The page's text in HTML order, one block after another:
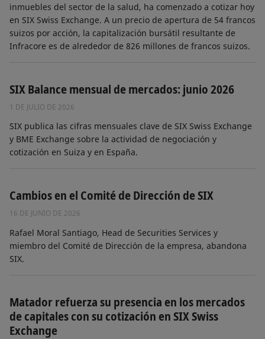
inmuebles del sector de la salud, ha comenzado a cotizar hoy
en SIX Swiss Exchange. A un precio de apertura de 54 francos
suizos por acción, la capitalización bursátil resultante de
Infracore es de alrededor de 826 millones de francos suizos.
SIX Balance mensual de mercados: junio 2026
1 DE JULIO DE 2026
SIX publica las cifras mensuales clave de SIX Swiss Exchange
y BME Exchange sobre la actividad de negociación y
cotización en Suiza y en España.
Cambios en el Comité de Dirección de SIX
16 DE JUNIO DE 2026
Rafael Moral Santiago, Head de Securities Services y
miembro del Comité de Dirección de la empresa, abandona
SIX.
Matador refuerza su presencia en los mercados
de capitales con su cotización en SIX Swiss
Exchange